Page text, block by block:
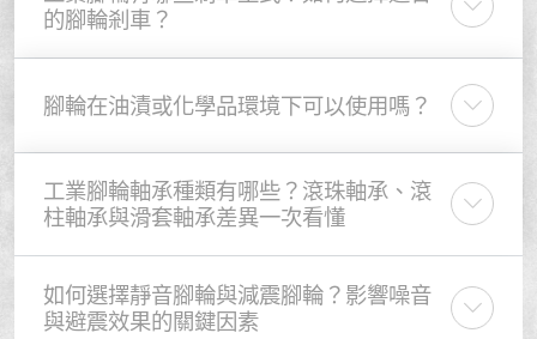
的腳輪剎車？
腳輪在油漬或化學品環境下可以使用嗎？
工業腳輪軸承種類有哪些？滾珠軸承、滾
柱軸承與滑套軸承差異一次看懂
如何選擇靜音腳輪與減震腳輪？影響噪音
與避震效果的關鍵因素